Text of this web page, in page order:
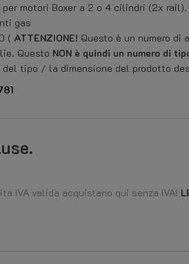
per motori Boxer a 2 o 4 cilindri (2x rail).
gas
( ATTENZIONE! Questo è un numero di
Questo NON è quindi un numero di
tipo / la dimensione del prodotto
IVA valida acquistano qui senza IVA!